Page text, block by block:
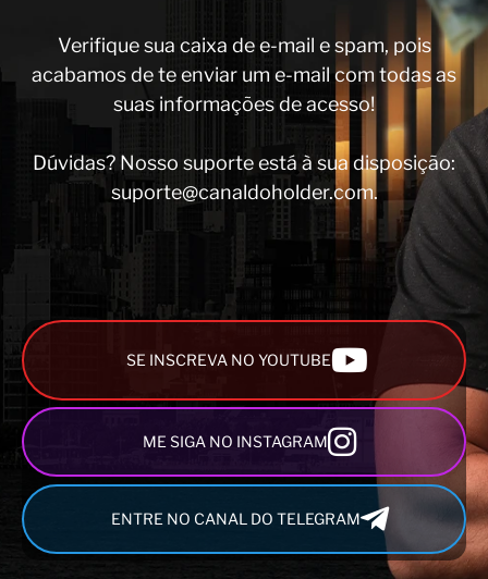
Verifique sua caixa de e-mail e spam, pois
acabamos de te enviar um e-mail com todas as
suas informações de acesso!
Dúvidas? Nosso suporte está à sua disposição:
suporte@canaldoholder.com.
SE INSCREVA NO YOUTUBE
ME SIGA NO INSTAGRAM
ENTRE NO CANAL DO TELEGRAM